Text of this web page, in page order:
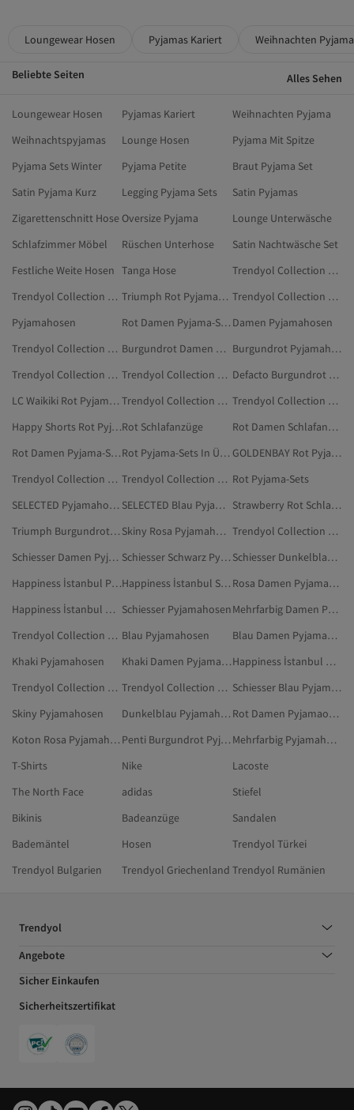
Loungewear Hosen Pyjamas Kariert Weihnachten Pyjama
Beliebte Seiten Alles Sehen
Loungewear Hosen Pyjamas Kariert
Weihnachten Pyjama
Weihnachtspyjamas
Lounge Hosen
Pyjama Mit Spitze
Pyjama Sets Winter
Pyjama Petite
Braut Pyjama Set
Satin Pyjama Kurz
Legging Pyjama Sets
Satin Pyjamas
Zigarettenschnitt Hose Oversize Pyjama
Lounge Unterwäsche
Schlafzimmer Möbel
Rüschen Unterhose
Satin Nachtwäsche Set
Festliche Weite Hosen Tanga Hose
Trendyol Collection Mehrfarbig Pyjamahosen
Trendyol Collection Grün Pyjamahosen
Triumph Rot Pyjamahosen
Trendyol Collection Orange Pyjamahosen
Pyjamahosen
Rot Damen Pyjama-Sets Damen Pyjamahosen
Trendyol Collection Braun Pyjamahosen
Burgundrot Damen Pyjamahosen
Burgundrot Pyjamahosen
Trendyol Collection Beige Pyjamahosen
Trendyol Collection Weiß Pyjamahosen
Defacto Burgundrot Pyjamahosen
LC Waikiki Rot Pyjamahosen
Trendyol Collection Burgundrot Schlafanzüge
Trendyol Collection Lila Pyjamahosen
Happy Shorts Rot PyjamahosenRot Schlafanzüge
Rot Damen Schlafanzüge
Rot Damen Pyjama-Sets In Übergröße
Rot Pyjama-Sets In Übergröße
GOLDENBAY Rot Pyjamahosen
Trendyol Collection Rot Hausbekleidung
Trendyol Collection Rot Unterhose Rot Pyjama-Sets
SELECTED Pyjamahosen
SELECTED Blau Pyjamahosen
Strawberry Rot Schlafanzüge
Triumph Burgundrot Pyjamahosen
Skiny Rosa Pyjamahosen
Trendyol Collection Rot Hosen
Schiesser Damen Pyjamahosen
Schiesser Schwarz Pyjamahosen
Schiesser Dunkelblau Pyjamahosen
Happiness İstanbul Pyjamahosen
Happiness İstanbul Schwarz Pyjamahosen
Rosa Damen Pyjamahosen
Happiness İstanbul Damen Pyjamahosen Schiesser Pyjamahosen
Mehrfarbig Damen Pyjamahosen
Trendyol Collection Rot Pyjama-Sets Blau Pyjamahosen
Blau Damen Pyjamahosen
Khaki Pyjamahosen
Khaki Damen Pyjamahosen
Happiness İstanbul Dunkelblau Pyjamahosen
Trendyol Collection Burgundrot Pyjama-Sets
Trendyol Collection Herren Pyjamahosen
Schiesser Blau Pyjamahosen
Skiny Pyjamahosen
Dunkelblau Pyjamahosen
Rot Damen Pyjamaoberteile
Koton Rosa Pyjamahosen
Penti Burgundrot Pyjamahosen
Mehrfarbig Pyjamahosen
T-Shirts
Nike
Lacoste
The North Face
adidas
Stiefel
Bikinis
Badeanzüge
Sandalen
Bademäntel
Hosen
Trendyol Türkei
Trendyol Bulgarien
Trendyol Griechenland Trendyol Rumänien
Trendyol
Angebote
Sicher Einkaufen
Sicherheitszertifikat